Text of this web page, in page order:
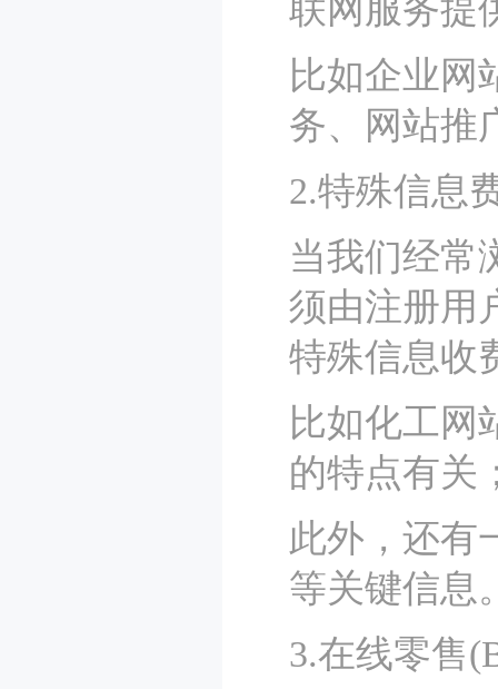
联网服务提
比如企业网
务、网站推
2.特殊信息
当我们经常
须由注册用
特殊信息收
比如化工网
的特点有关
此外，还有
等关键信息
3.在线零售